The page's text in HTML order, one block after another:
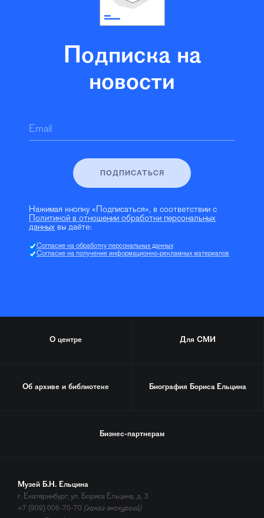
Подписка на
новости
Email
ПОДПИСАТЬСЯ
Нажимая кнопку «Подписаться», в соответствии с
Политикой в отношении обработки персональных
данных вы даёте:
Согласие на обработку персональных данных
Согласие на получение информационно-рекламных материалов
О центре Для СМИ
Об архиве и библиотеке Биография Бориса Ельцина
Бизнес-партнерам
Музей Б.Н. Ельцина
г. Екатеринбург, ул. Бориса Ельцина, д. 3
+7 (909) 006-70-70 (заказ экскурсий)